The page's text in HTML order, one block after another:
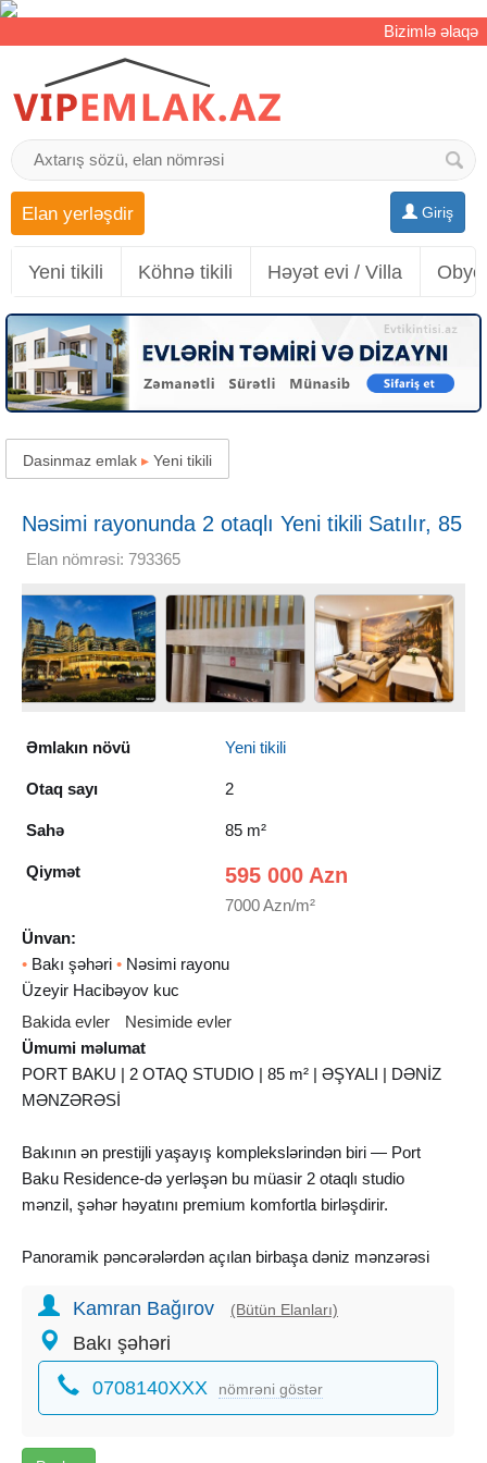
Bizimlə əlaqə
Giriş
Elan yerləşdir
Yeni tikili Köhnə tikili Həyət evi / Villa
Dasinmaz emlak ▸ Yeni tikili
Nəsimi rayonunda 2 otaqlı Yeni tikili Satılır, 85
m²
Elan nömrəsi: 793365
Əmlakın növü Yeni tikili
Otaq sayı 2
Sahə 85 m²
Qiymət 595 000 Azn
7000 Azn/m²
Ünvan:
• Bakı şəhəri • Nəsimi rayonu
Üzeyir Hacibəyov kuc
Bakida evler
Nesimide evler
Ümumi məlumat
PORT BAKU | 2 OTAQ STUDIO | 85 m² | ƏŞYALI | DƏNİZ
MƏNZƏRƏSİ
Bakının ən prestijli yaşayış komplekslərindən biri — Port
Baku Residence-də yerləşən bu müasir 2 otaqlı studio
mənzil, şəhər həyatını premium komfortla birləşdirir.
Panoramik pəncərələrdən açılan birbaşa dəniz mənzərəsi
səhərdən işıqlı axşam panoramasına qədər.
Mənzil 85 m² sahəyə malikdir və tam şəkildə əşyalı satılır —
dərhal yaşayış və yakirayə üçün hazır vəziyyətdədir.
Kamran Bağırov (Bütün Elanları)
Bakı şəhəri
0708140XXX nömrəni göstər